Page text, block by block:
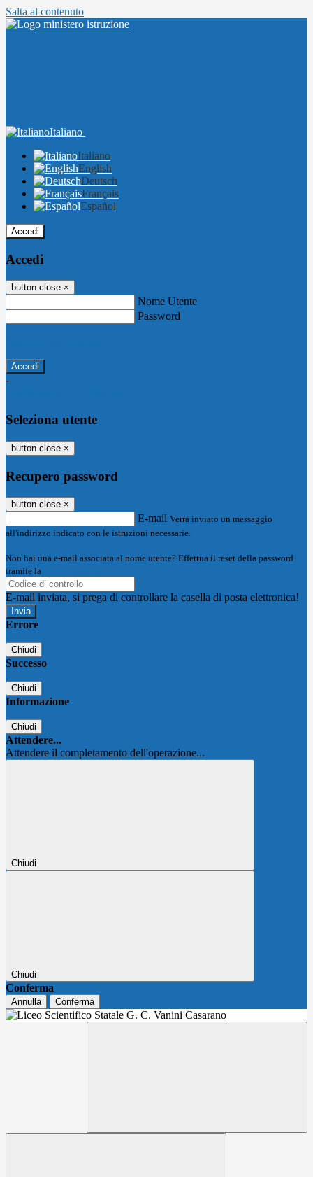
Salta al contenuto
Italiano
Italiano
English
Deutsch
Français
Español
Accedi
Accedi
button close ×
Nome Utente
Password
-
Seleziona utente
button close ×
Recupero password
button close ×
E-mail Verrà inviato un messaggio
all'indirizzo indicato con le istruzioni necessarie.
Non hai una e-mail associata al nome utente? Effettua il reset della password
tramite la
E-mail inviata, si prega di controllare la casella di posta elettronica!
Errore
Chiudi
Successo
Chiudi
Informazione
Chiudi
Attendere...
Attendere il completamento dell'operazione...
Chiudi
Chiudi
Conferma
Annulla Conferma